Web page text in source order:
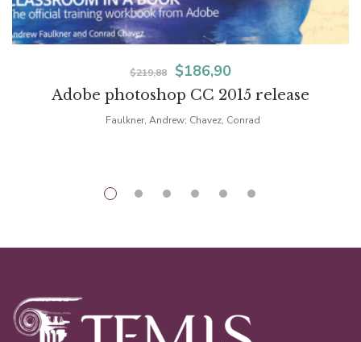
Adobe photoshop CC 2015 release
$219,88
El
precio
original
$219,88.
$186,90El
precio
actual
$186,90.
Faulkner, Andrew; Chavez, Conrad